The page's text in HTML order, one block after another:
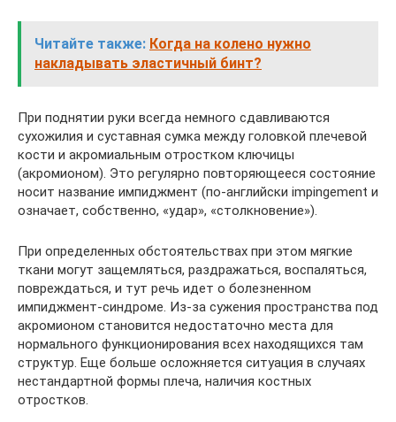
Читайте также: Когда на колено нужно
накладывать эластичный бинт?
При поднятии руки всегда немного сдавливаются
сухожилия и суставная сумка между головкой плечевой
кости и акромиальным отростком ключицы
(акромионом). Это регулярно повторяющееся состояние
носит название импиджмент (по-английски impingement и
означает, собственно, «удар», «столкновение»).
При определенных обстоятельствах при этом мягкие
ткани могут защемляться, раздражаться, воспаляться,
повреждаться, и тут речь идет о болезненном
импиджмент-синдроме. Из-за сужения пространства под
акромионом становится недостаточно места для
нормального функционирования всех находящихся там
структур. Еще больше осложняется ситуация в случаях
нестандартной формы плеча, наличия костных
отростков.